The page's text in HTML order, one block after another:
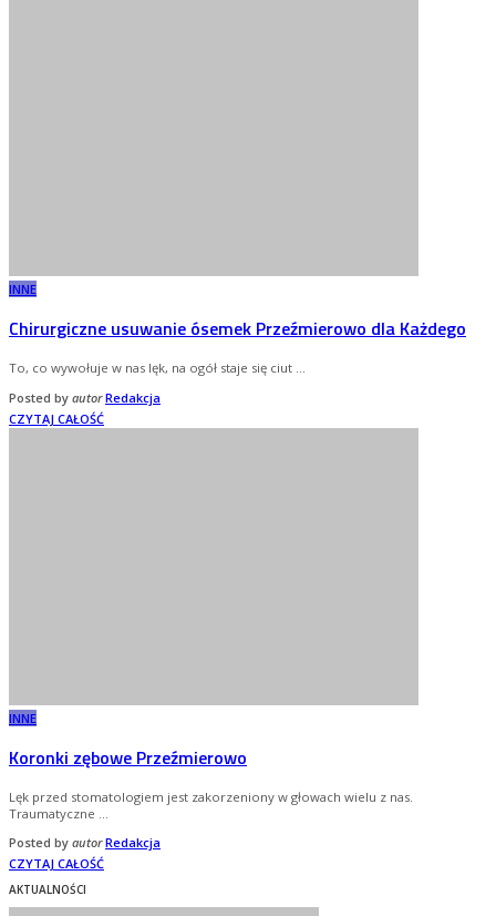
INNE
Chirurgiczne usuwanie ósemek Przeźmierowo dla Każdego
To, co wywołuje w nas lęk, na ogół staje się ciut ...
Posted by autorRedakcja
CZYTAJ CAŁOŚĆ
INNE
Koronki zębowe Przeźmierowo
Lęk przed stomatologiem jest zakorzeniony w głowach wielu z nas.
Traumatyczne
Posted by autorRedakcja
CZYTAJ CAŁOŚĆ
AKTUALNOŚCI